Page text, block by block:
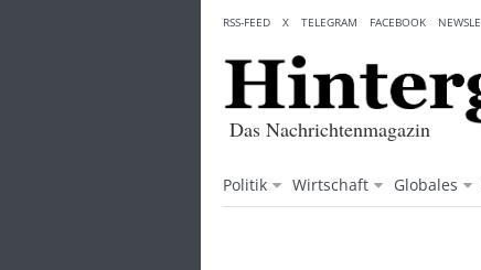
content
Das Nachrichtenmagazin
Politik Wirtschaft Globales
RSS-FEED X TELEGRAM FACEBOOK